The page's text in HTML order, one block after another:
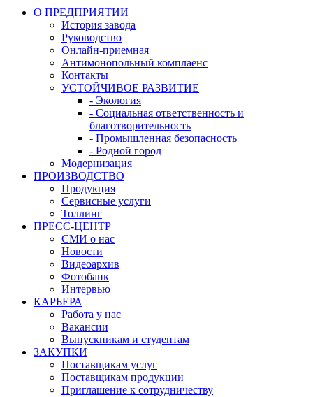
О ПРЕДПРИЯТИИ
История завода
Руководство
Онлайн-приемная
Антимонопольный комплаенс
Контакты
УСТОЙЧИВОЕ РАЗВИТИЕ
- Экология
- Социальная ответственность и
благотворительность
- Промышленная безопасность
- Родной город
Модернизация
ПРОИЗВОДСТВО
Продукция
Сервисные услуги
Толлинг
ПРЕСС-ЦЕНТР
СМИ о нас
Новости
Видеоархив
Фотобанк
Интервью
КАРЬЕРА
Работа у нас
Вакансии
Выпускникам и студентам
ЗАКУПКИ
Поставщикам услуг
Поставщикам продукции
Приглашение к сотрудничеству